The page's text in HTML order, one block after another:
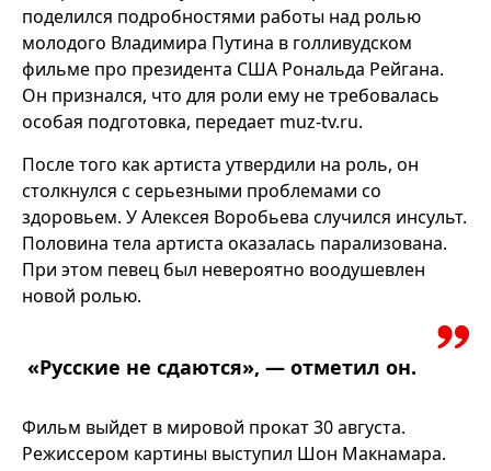
поделился подробностями работы над ролью
молодого Владимира Путина в голливудском
фильме про президента США Рональда Рейгана.
Он признался, что для роли ему не требовалась
особая подготовка, передает muz-tv.ru.
После того как артиста утвердили на роль, он
столкнулся с серьезными проблемами со
здоровьем. У Алексея Воробьева случился инсульт.
Половина тела артиста оказалась парализована.
При этом певец был невероятно воодушевлен
новой ролью.
«Русские не сдаются», — отметил он.
Фильм выйдет в мировой прокат 30 августа.
Режиссером картины выступил Шон Макнамара.